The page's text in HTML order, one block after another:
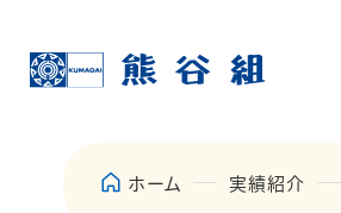
ホーム 実績紹介